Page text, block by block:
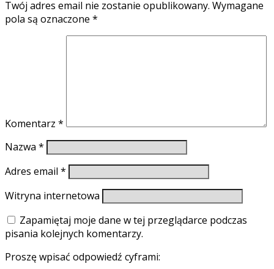
Twój adres email nie zostanie opublikowany. Wymagane
pola są oznaczone *
Komentarz *
Nazwa *
Adres email *
Witryna internetowa
Zapamiętaj moje dane w tej przeglądarce podczas
pisania kolejnych komentarzy.
Proszę wpisać odpowiedź cyframi: